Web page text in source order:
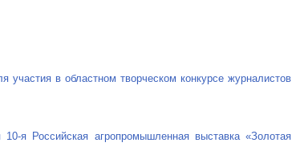
в областном творческом конкурсе журналистов
10-я Российская агропромышленная выставка «Золотая